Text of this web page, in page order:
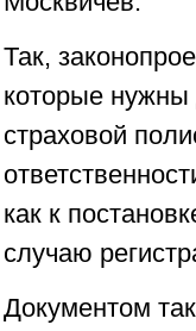
Так,
которые нужны
страховой
как к
случаю
Документом